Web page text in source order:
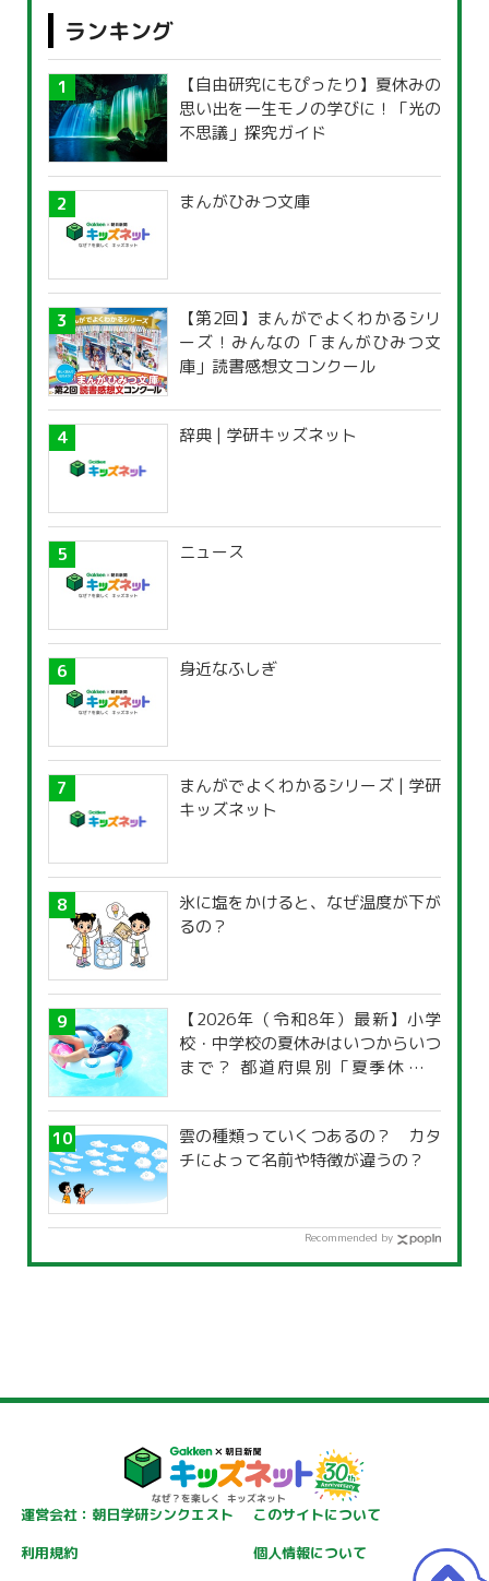
ランキング
【自由研究にもぴったり】夏休みの
思い出を一生モノの学びに！「光の
不思議」探究ガイド
まんがひみつ文庫
【第2回】まんがでよくわかるシリ
ーズ！みんなの「まんがひみつ文
庫」読書感想文コンクール
辞典 | 学研キッズネット
ニュース
身近なふしぎ
まんがでよくわかるシリーズ | 学研
キッズネット
氷に塩をかけると、なぜ温度が下が
るの？
【2026年（令和8年）最新】小学
校・中学校の夏休みはいつからいつ
まで？ 都道府県別「夏季休暇一
雲の種類っていくつあるの？ カタ
チによって名前や特徴が違うの？
Recommended by
運営会社：朝日学研シンクエスト
このサイトについて
利用規約
個人情報について